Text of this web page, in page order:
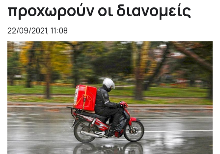
προχωρούν οι διανομείς
22/09/2021, 11:08